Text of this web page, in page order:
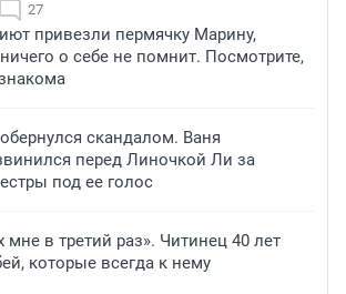
27
привезли пермячку Марину,
о себе не помнит. Посмотрите,
скандалом. Ваня
перед Линочкой Ли за
под ее голос
мне в третий раз». Читинец 40 лет
которые всегда к нему